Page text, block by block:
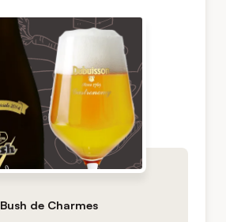
Bush de Charmes